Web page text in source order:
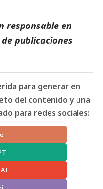
responsable en
publicaciones
para generar en
del contenido y una
para redes sociales:
AI